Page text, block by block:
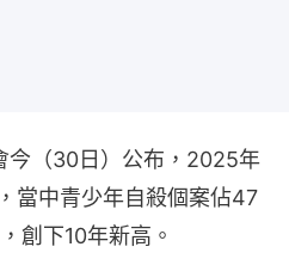
今（30日）公布，2025年
當中青少年自殺個案佔47
創下10年新高。